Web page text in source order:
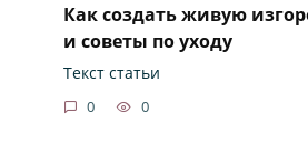
Как создать живую
и советы по уходу
Текст статьи
0 0